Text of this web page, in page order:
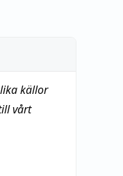
källor
vårt